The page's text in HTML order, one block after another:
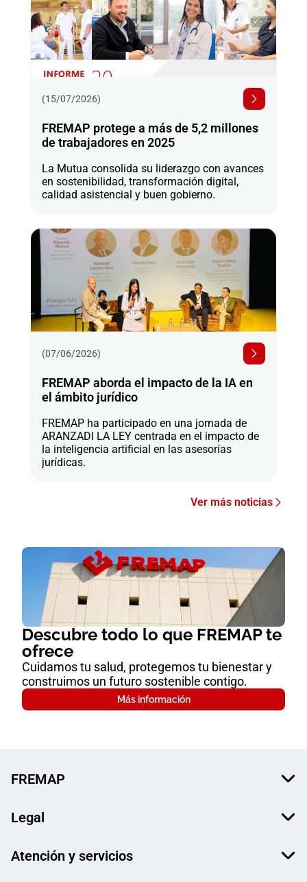
(15/07/2026)
FREMAP protege a más de 5,2 millones
de trabajadores en 2025
La Mutua consolida su liderazgo con avances
en sostenibilidad, transformación digital,
calidad asistencial y buen gobierno.
(07/06/2026)
FREMAP aborda el impacto de la IA en
el ámbito jurídico
FREMAP ha participado en una jornada de
ARANZADI LA LEY centrada en el impacto de
la inteligencia artificial en las asesorías
jurídicas.
Ver más noticias
Descubre todo lo que FREMAP te
ofrece
Cuidamos tu salud, protegemos tu bienestar y
construimos un futuro sostenible contigo.
Más información
FREMAP
Legal
Atención y servicios